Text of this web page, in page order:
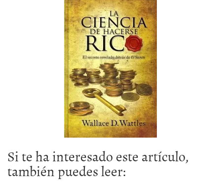
Si te ha interesado este artículo,
también puedes leer: